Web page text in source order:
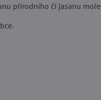
přírodního či jasanu